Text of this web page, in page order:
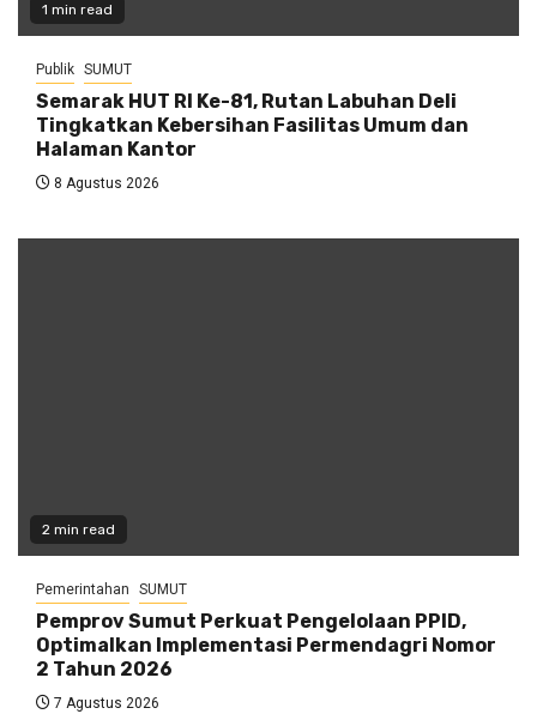
1 min read
Publik SUMUT
Semarak HUT RI Ke-81, Rutan Labuhan Deli
Tingkatkan Kebersihan Fasilitas Umum dan
Halaman Kantor
8 Agustus 2026
2 min read
Pemerintahan SUMUT
Pemprov Sumut Perkuat Pengelolaan PPID,
Optimalkan Implementasi Permendagri Nomor
2 Tahun 2026
7 Agustus 2026